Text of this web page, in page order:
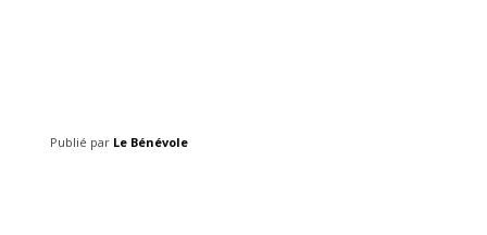
Publié par Le Bénévole